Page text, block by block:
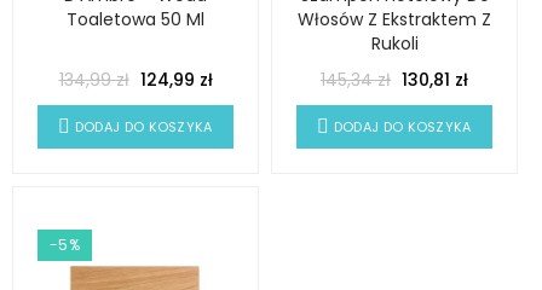
Toaletowa 50 Ml
134,99 zł 124,99 zł
DODAJ DO KOSZYKA
Włosów Z Ekstraktem Z
Rukoli
145,34 zł 130,81 zł
DODAJ DO KOSZYKA
-5%